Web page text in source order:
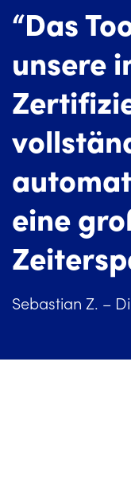
“Das
unsere
eine
Sebastian Z. –